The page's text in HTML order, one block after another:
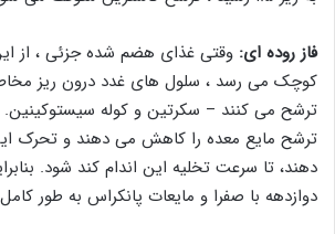
فاز روده ای: وقتی غذای هضم شده جزئی ، از
کوچک می رسد ، سلول های غدد درون ریز
ترشح می کنند – سکرتین و کوله
ترشح مایع معده را کاهش می دهند و تحرک
دهند، تا سرعت تخلیه این اندام کند شود.
دوازدهه با صفرا و مایعات پانكراس به طور